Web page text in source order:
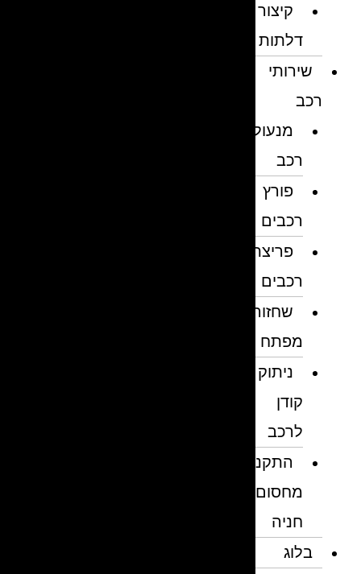
קיצור
דלתות
שירותי
מנעולן
פורץ
רכבים
פריצת
רכבים
שחזור
מפתח
ניתוק
לרכב
התקנת
מחסום
חניה
בלוג